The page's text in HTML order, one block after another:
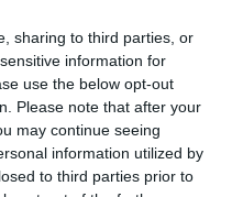
sharing to third parties, or
information for
use the below opt-out
Please note that after your
may continue seeing
information utilized by
to third parties prior to
pyrotechnique
la fête deScoppio del
des Croisades. Un
Pazzi, est récompensé par